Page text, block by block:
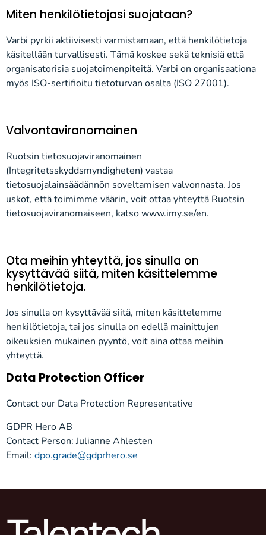
Miten henkilötietojasi suojataan?
Varbi pyrkii aktiivisesti varmistamaan, että henkilötietoja
käsitellään turvallisesti. Tämä koskee sekä teknisiä että
organisatorisia suojatoimenpiteitä. Varbi on organisaationa
myös ISO-sertifioitu tietoturvan osalta (ISO 27001).
Valvontaviranomainen
Ruotsin tietosuojaviranomainen
(Integritetsskyddsmyndigheten) vastaa
tietosuojalainsäädännön soveltamisen valvonnasta. Jos
uskot, että toimimme väärin, voit ottaa yhteyttä Ruotsin
tietosuojaviranomaiseen, katso www.imy.se/en.
Ota meihin yhteyttä, jos sinulla on
kysyttävää siitä, miten käsittelemme
henkilötietoja.
Jos sinulla on kysyttävää siitä, miten käsittelemme
henkilötietoja, tai jos sinulla on edellä mainittujen
oikeuksien mukainen pyyntö, voit aina ottaa meihin
yhteyttä.
Data Protection Officer
Contact our Data Protection Representative
GDPR Hero AB
Contact Person: Julianne Ahlesten
Email: dpo.grade@gdprhero.se